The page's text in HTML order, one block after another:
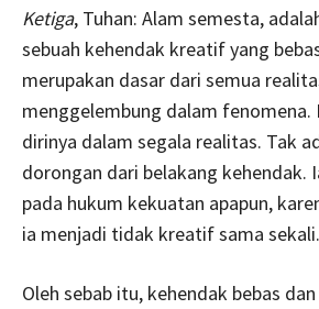
Ketiga, Tuhan: Alam semesta,
sebuah kehendak kreatif yang
merupakan dasar dari semua
menggelembung dalam fenomena.
dirinya dalam segala realitas. Tak
dorongan dari belakang kehendak.
pada hukum kekuatan apapun,
ia menjadi tidak kreatif sama sekali.
Oleh sebab itu, kehendak bebas